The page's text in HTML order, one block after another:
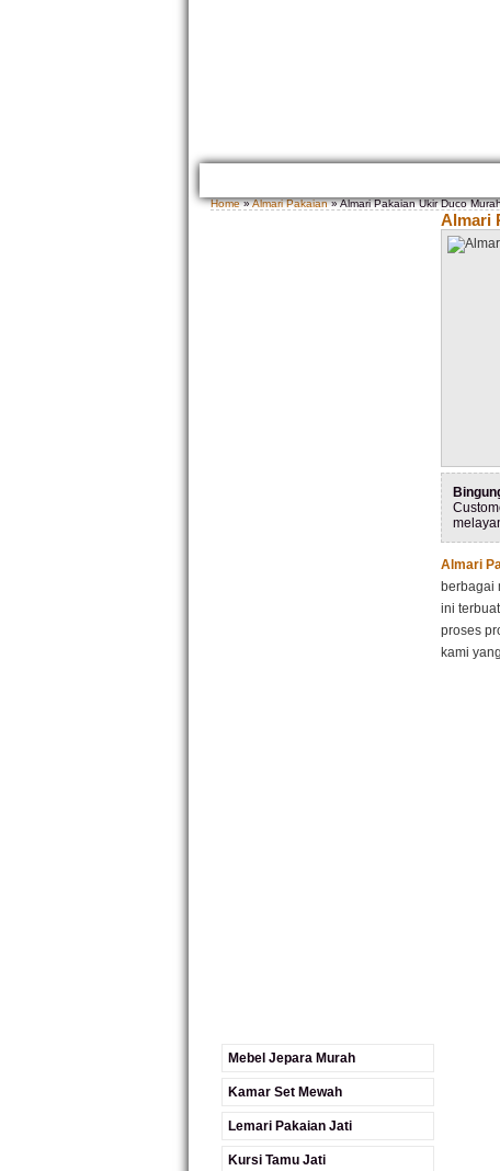
Home»Almari Pakaian» Almari Pakaian Ukir Duco
Mebel Jepara Murah
Kamar Set Mewah
Lemari Pakaian Jati
Kursi Tamu Jati
Almari
Almari
berbagai
ini
proses
kami